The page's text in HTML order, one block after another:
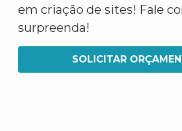
em criação de sites! Fale
surpreenda!
SOLICITAR